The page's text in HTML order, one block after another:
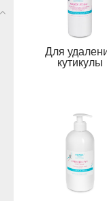
Для
кутикулы